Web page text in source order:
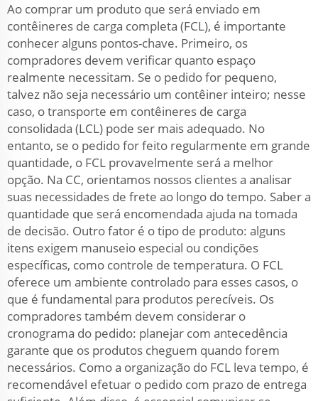
Ao comprar um produto que será enviado em
contêineres de carga completa (FCL), é importante
conhecer alguns pontos-chave. Primeiro, os
compradores devem verificar quanto espaço
realmente necessitam. Se o pedido for pequeno,
talvez não seja necessário um contêiner inteiro; nesse
caso, o transporte em contêineres de carga
consolidada (LCL) pode ser mais adequado. No
entanto, se o pedido for feito regularmente em grande
quantidade, o FCL provavelmente será a melhor
opção. Na CC, orientamos nossos clientes a analisar
suas necessidades de frete ao longo do tempo. Saber a
quantidade que será encomendada ajuda na tomada
de decisão. Outro fator é o tipo de produto: alguns
itens exigem manuseio especial ou condições
específicas, como controle de temperatura. O FCL
oferece um ambiente controlado para esses casos, o
que é fundamental para produtos perecíveis. Os
compradores também devem considerar o
cronograma do pedido: planejar com antecedência
garante que os produtos cheguem quando forem
necessários. Como a organização do FCL leva tempo, é
recomendável efetuar o pedido com prazo de entrega